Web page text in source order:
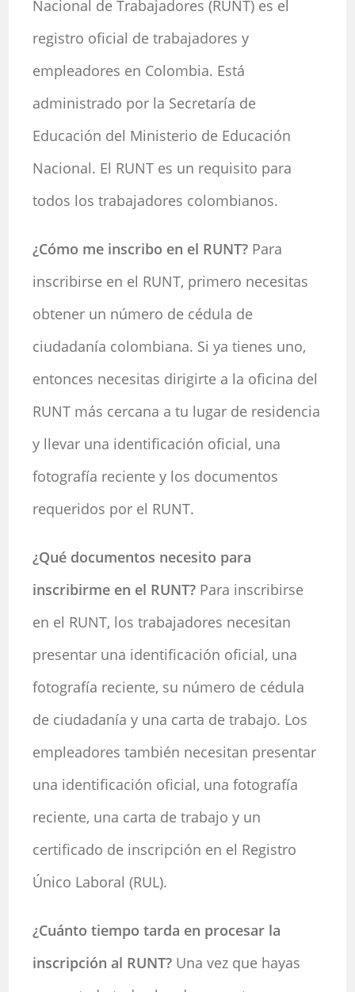
Nacional de Trabajadores (RUNT) es el
registro oficial de trabajadores y
empleadores en Colombia. Está
administrado por la Secretaría de
Educación del Ministerio de Educación
Nacional. El RUNT es un requisito para
todos los trabajadores colombianos.
¿Cómo me inscribo en el RUNT? Para
inscribirse en el RUNT, primero necesitas
obtener un número de cédula de
ciudadanía colombiana. Si ya tienes uno,
entonces necesitas dirigirte a la oficina del
RUNT más cercana a tu lugar de residencia
y llevar una identificación oficial, una
fotografía reciente y los documentos
requeridos por el RUNT.
¿Qué documentos necesito para
inscribirme en el RUNT? Para inscribirse
en el RUNT, los trabajadores necesitan
presentar una identificación oficial, una
fotografía reciente, su número de cédula
de ciudadanía y una carta de trabajo. Los
empleadores también necesitan presentar
una identificación oficial, una fotografía
reciente, una carta de trabajo y un
certificado de inscripción en el Registro
Único Laboral (RUL).
¿Cuánto tiempo tarda en procesar la
inscripción al RUNT? Una vez que hayas